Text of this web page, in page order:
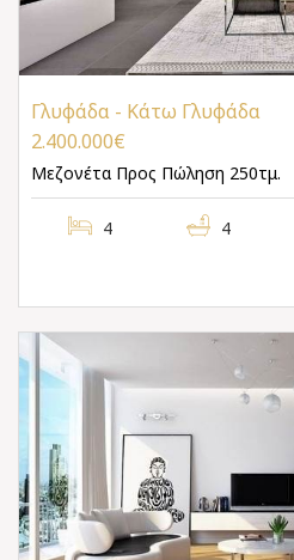
Γλυφάδα - Κάτω Γλυφάδα
2.400.000€
Μεζονέτα Προς Πώληση 250τμ.
4 4